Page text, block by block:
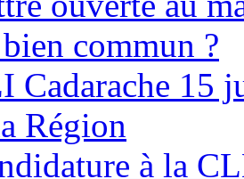
commun ?
Cadarache 15
Région
à la